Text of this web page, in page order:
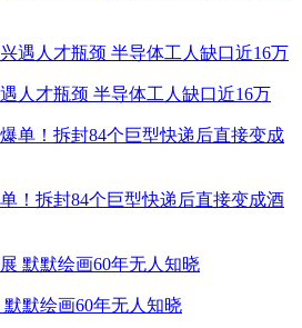
人才瓶颈 半导体工人缺口近16万
！拆封84个巨型快递后直接变成酒
默绘画60年无人知晓